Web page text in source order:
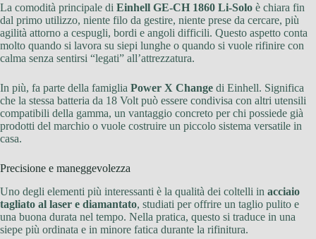
La comodità principale di Einhell GE-CH 1860 Li-Solo è chiara fin
dal primo utilizzo, niente filo da gestire, niente prese da cercare, più
agilità attorno a cespugli, bordi e angoli difficili. Questo aspetto conta
molto quando si lavora su siepi lunghe o quando si vuole rifinire con
calma senza sentirsi “legati” all’attrezzatura.
In più, fa parte della famiglia Power X Change di Einhell. Significa
che la stessa batteria da 18 Volt può essere condivisa con altri utensili
compatibili della gamma, un vantaggio concreto per chi possiede già
prodotti del marchio o vuole costruire un piccolo sistema versatile in
casa.
Precisione e maneggevolezza
Uno degli elementi più interessanti è la qualità dei coltelli in acciaio
tagliato al laser e diamantato, studiati per offrire un taglio pulito e
una buona durata nel tempo. Nella pratica, questo si traduce in una
siepe più ordinata e in minore fatica durante la rifinitura.